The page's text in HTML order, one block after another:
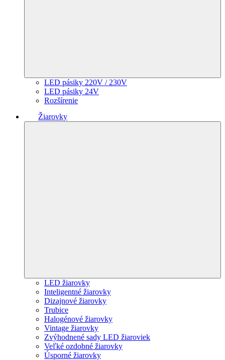
LED pásiky 220V / 230V
LED pásiky 24V
Rozšírenie
Žiarovky
LED žiarovky
Inteligentné žiarovky
Dizajnové žiarovky
Trubice
Halogénové žiarovky
Vintage žiarovky
Zvýhodnené sady LED žiaroviek
Veľké ozdobné žiarovky
Úsporné žiarovky